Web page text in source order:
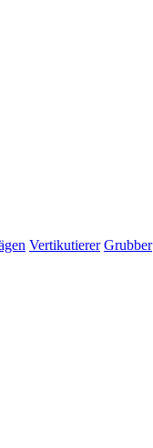
Vertikutierer Grubber